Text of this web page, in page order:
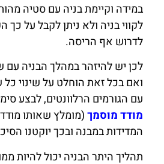
במידה וקיימת בניה עם סטיה
לקווי בניה ולא ניתן לקבל על
לדרוש אף הריסה.
לכן יש להיזהר במהלך הבניה עם
ואם בכל זאת הוחלט על שינוי
עם הגורמים הרלוונטים, לבצע
מודד מוסמך(מומלץ שאותו
המדידות במבנה ובכך יוקטנו
תהליך היתר הבניה יכול להיות